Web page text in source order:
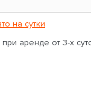
на сутки
аренде от 3-х суток